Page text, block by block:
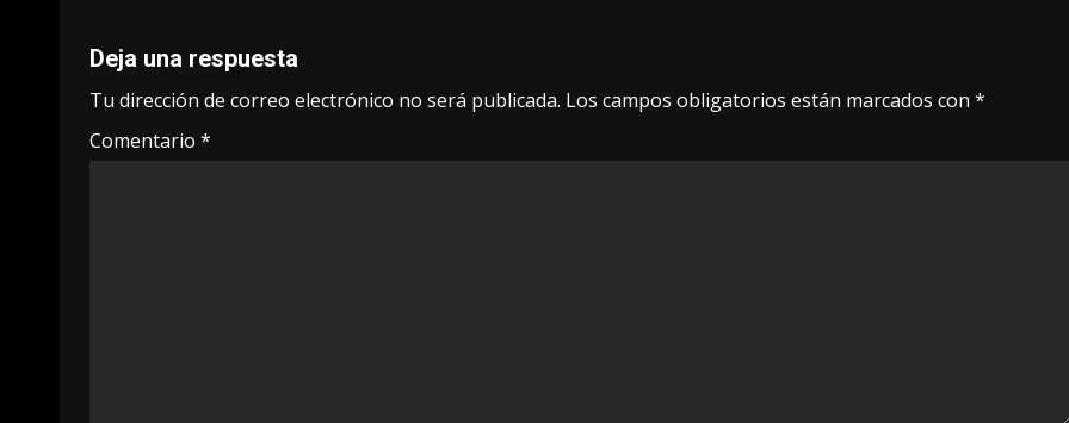
Deja una respuesta
Tu dirección de correo electrónico no será publicada. Los campos obligatorios están marcados con *
Comentario *